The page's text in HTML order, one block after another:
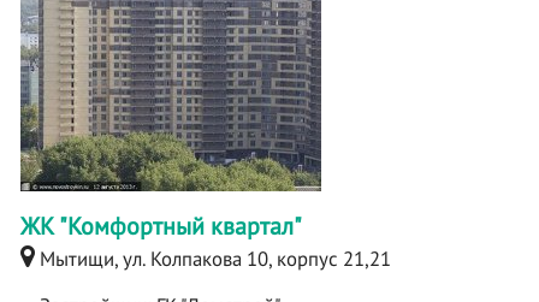
ЖК "Комфортный квартал"
Мытищи, ул. Колпакова 10, корпус 21,21